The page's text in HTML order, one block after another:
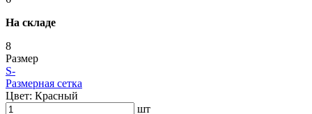
На складе
8
Размер
S-
Размерная сетка
Цвет: Красный
шт